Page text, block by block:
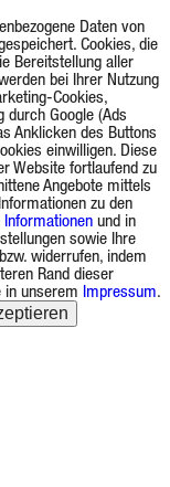
Daten von
Cookies, die
Bereitstellung aller
bei Ihrer Nutzung
Cookies,
durch Google (Ads
Anklicken des Buttons
einwilligen. Diese
Website fortlaufend zu
Angebote mittels
zu den
Informationen und in
sowie Ihre
widerrufen, indem
Rand dieser
in unserem Impressum.